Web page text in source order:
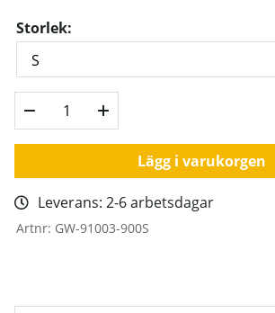
Storlek:
Lägg i varukorgen
Leverans: 2-6 arbetsdagar
Artnr: GW-91003-900S